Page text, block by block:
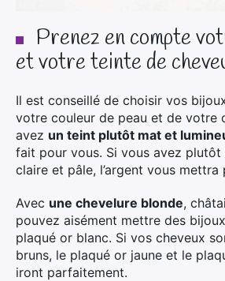
Prenez en compte
et votre teinte de
Il est conseillé de choisir vos
votre couleur de peau et de votre
avez un teint plutôt mat et
fait pour vous. Si vous avez
claire et pâle, l’argent vous mettra
Avec une chevelure blonde,
pouvez aisément mettre des
plaqué or blanc. Si vos cheveux
bruns, le plaqué or jaune et le
iront parfaitement.